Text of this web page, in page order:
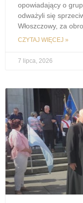
opowiadający o
odważyli się
Włoszczowy, za
CZYTAJ WIĘCEJ »
7 lipca, 2026